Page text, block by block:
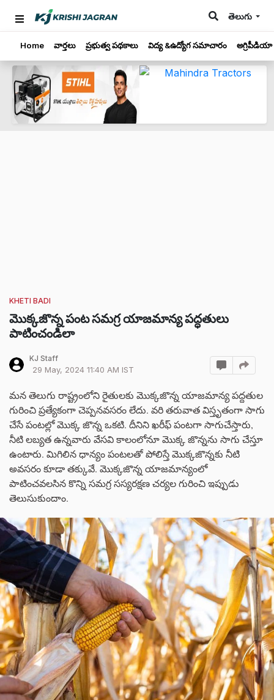
తెలుగు
Home వార్తలు ప్రభుత్వ పథకాలు విద్య &ఉద్యోగ సమాచారం అగ్రిపీడియా
KHETI BADI
మొక్కజొన్న పంట సమగ్ర యాజమాన్య పద్ధతులు
పాటించండిలా
KJ Staff
29 May, 2024 11:40 AM IST
మన తెలుగు రాష్ట్రంలోని రైతులకు మొక్కజొన్న యాజమాన్య పద్దతుల
గురించి ప్రత్యేకంగా చెప్పనవసరం లేదు. వరి తరువాత విస్తృతంగా సాగు
చేసే పంటల్లో మొక్క జొన్న ఒకటి. దీనిని ఖరీఫ్ పంటగా సాగుచేస్తారు,
నీటి లబ్యత ఉన్నవారు వేసవి కాలంలోనూ మొక్క జొన్నను సాగు చేస్తూ
ఉంటారు. మిగిలిన ధాన్యం పంటలతో పోలిస్తే మొక్కజొన్నకు నీటి
అవసరం కూడా తక్కువే. మొక్కజొన్న యాజమాన్యంలో
పాటించవలసిన కొన్ని సమగ్ర సస్యరక్షణ చర్యల గురించి ఇప్పుడు
తెలుసుకుందాం.